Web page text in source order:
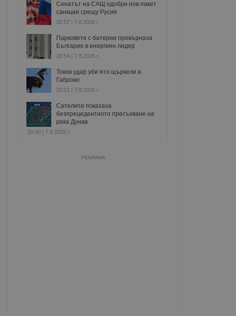
Сенатът на САЩ одобри нов пакет
санкции срещу Русия
20:57 | 7.8.2026 г.
Парковете с батерии превърнаха
България в енергиен лидер
20:54 | 7.8.2026 г.
Токов удар уби ято щъркели в
Габрово
20:51 | 7.8.2026 г.
Сателити показаха
безпрецедентното пресъхване на
река Дунав
20:40 | 7.8.2026 г.
РЕКЛАМА